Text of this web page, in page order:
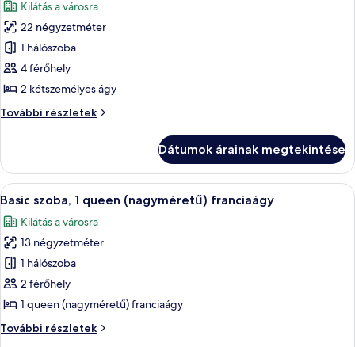
szoba
összes
képének
megtekintése:
Basic
2
Kilátás a városra
22 négyzetméter
1 hálószoba
4 férőhely
2 kétszemélyes ágy
További részletek
Basic
ágy
további
részletei
Dátumok árainak megtekintése
A
következő
szoba
összes
képének
megtekintése:
Basic
1
Egy szállodai szoba, amelyben egy
5
Basic szoba, 1 queen (nagyméretű) franciaágy
Kilátás a városra
13 négyzetméter
1 hálószoba
2 férőhely
1 queen (nagyméretű) franciaágy
További részletek
Basic